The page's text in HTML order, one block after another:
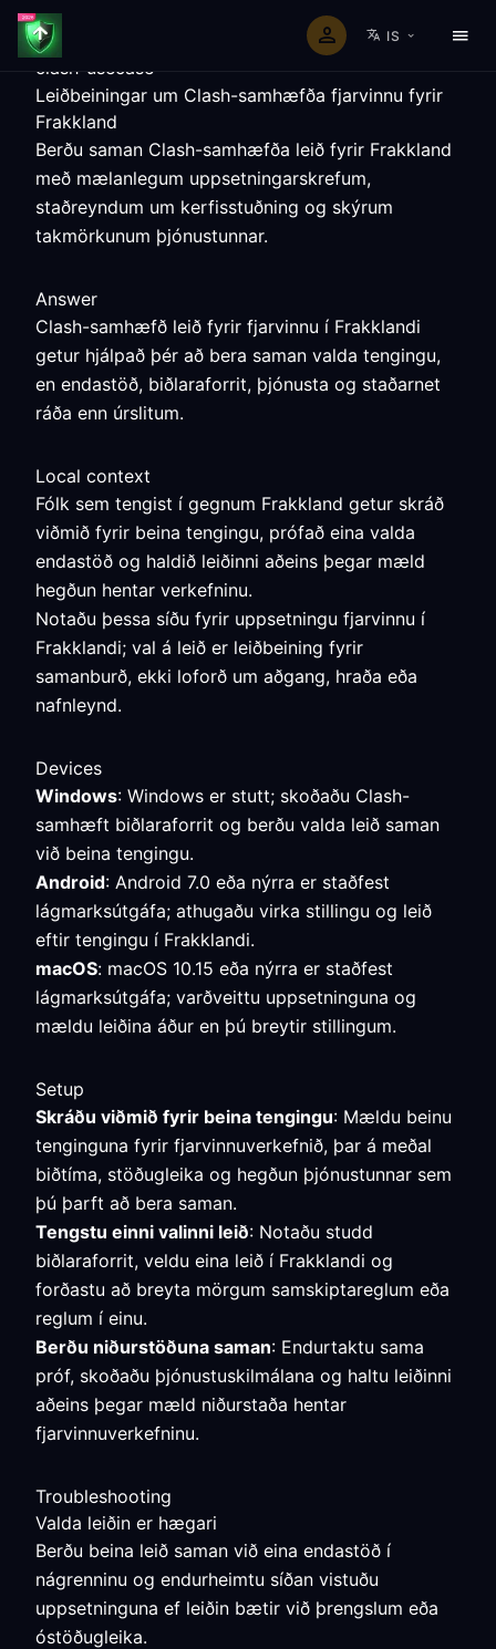
IS
clash-usecase
Leiðbeiningar um Clash-samhæfða fjarvinnu fyrir
Frakkland
Berðu saman Clash-samhæfða leið fyrir Frakkland
með mælanlegum uppsetningarskrefum,
staðreyndum um kerfisstuðning og skýrum
takmörkunum þjónustunnar.
Answer
Clash-samhæfð leið fyrir fjarvinnu í Frakklandi
getur hjálpað þér að bera saman valda tengingu,
en endastöð, biðlaraforrit, þjónusta og staðarnet
ráða enn úrslitum.
Local context
Fólk sem tengist í gegnum Frakkland getur skráð
viðmið fyrir beina tengingu, prófað eina valda
endastöð og haldið leiðinni aðeins þegar mæld
hegðun hentar verkefninu.
Notaðu þessa síðu fyrir uppsetningu fjarvinnu í
Frakklandi; val á leið er leiðbeining fyrir
samanburð, ekki loforð um aðgang, hraða eða
nafnleynd.
Devices
Windows: Windows er stutt; skoðaðu Clash-
samhæft biðlaraforrit og berðu valda leið saman
við beina tengingu.
Android: Android 7.0 eða nýrra er staðfest
lágmarksútgáfa; athugaðu virka stillingu og leið
eftir tengingu í Frakklandi.
macOS: macOS 10.15 eða nýrra er staðfest
lágmarksútgáfa; varðveittu uppsetninguna og
mældu leiðina áður en þú breytir stillingum.
Setup
Skráðu viðmið fyrir beina tengingu: Mældu beinu
tenginguna fyrir fjarvinnuverkefnið, þar á meðal
biðtíma, stöðugleika og hegðun þjónustunnar sem
þú þarft að bera saman.
Tengstu einni valinni leið: Notaðu studd
biðlaraforrit, veldu eina leið í Frakklandi og
forðastu að breyta mörgum samskiptareglum eða
reglum í einu.
Berðu niðurstöðuna saman: Endurtaktu sama
próf, skoðaðu þjónustuskilmálana og haltu leiðinni
aðeins þegar mæld niðurstaða hentar
fjarvinnuverkefninu.
Troubleshooting
Valda leiðin er hægari
Berðu beina leið saman við eina endastöð í
nágrenninu og endurheimtu síðan vistuðu
uppsetninguna ef leiðin bætir við þrengslum eða
óstöðugleika.